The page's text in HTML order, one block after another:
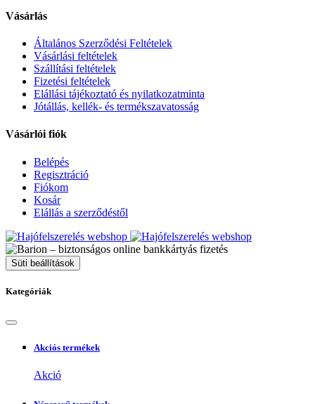
Vásárlás
Általános Szerződési Feltételek
Vásárlási feltételek
Szállítási feltételek
Fizetési feltételek
Elállási tájékoztató és nyilatkozatminta
Jótállás, kellék- és termékszavatosság
Vásárlói fiók
Belépés
Regisztráció
Fiókom
Kosár
Elállás a szerződéstől
Süti beállítások
Kategóriák
Akciós termékek
Akció